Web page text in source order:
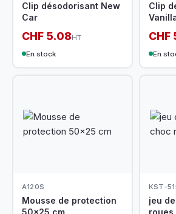
Clip désodorisant New
Car
CHF 5.08HT
En stock
Clip
CHF
En
A120S
Mousse de protection
50x25 cm
KST-
jeu
roues